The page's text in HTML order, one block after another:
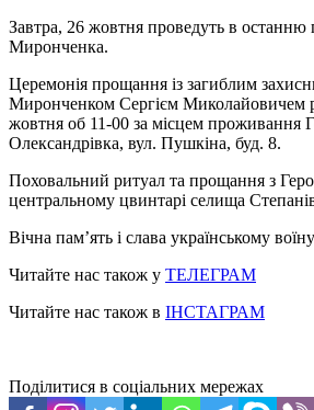
Завтра, 26 жовтня проведуть в останню
Миронченка.
Церемонія прощання із загиблим
Миронченком Сергієм Миколайовичем
жовтня об 11-00 за місцем проживання
Олександрівка, вул. Пушкіна, буд. 8.
Поховальний ритуал та прощання з
центральному цвинтарі селища
Вічна пам’ять і слава українському
Читайте нас також у ТЕЛЕГРАМ
Читайте нас також в ІНСТАГРАМ
Поділитися в соціальних мережах